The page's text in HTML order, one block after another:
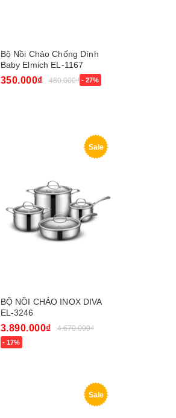
Bộ Nồi Chảo Chống Dính
Baby Elmich EL-1167
2351167
350.000₫ 480.000₫ - 27%
Sale
BỘ NỒI CHẢO INOX DIVA
EL-3246
3.890.000₫ 4.670.000₫
- 17%
Sale